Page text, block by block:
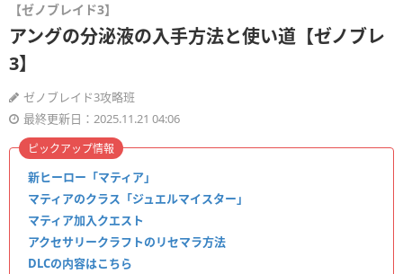
【ゼノブレイド3】
アングの分泌液の入手方法と使い道【ゼノブレ
3】
ゼノブレイド3攻略班
最終更新日：2025.11.21 04:06
新ヒーロー「マティア」
マティアのクラス「ジュエルマイスター」
マティア加入クエスト
アクセサリークラフトのリセマラ方法
DLCの内容はこちら
ピックアップ情報